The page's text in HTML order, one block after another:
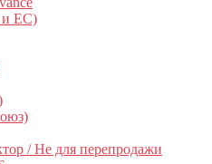
ЕС)
/ Не для перепродажи